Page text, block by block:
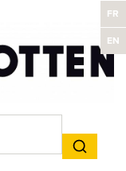
FR
EN